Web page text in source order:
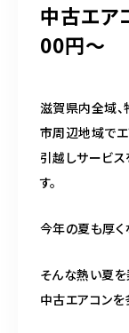
中古エア
00円～
滋賀県内全域、
市周辺地域でエ
引越しサービ
す。
今年の夏も厚く
そんな熱い夏
中古エアコンを